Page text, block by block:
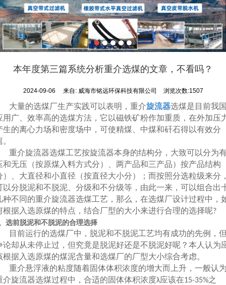
本年度第三篇系统分析重介选煤的文章，不看吗？
2024-09-06 来自: 威海市铭远环保科技有限公司 浏览次数:1507
大量的选煤厂生产实践可以表明，重介旋流器选煤是目前我
用广、效率高的选煤方法，它以磁铁矿粉作加重质，在外加压
生的离心力场和密度场中，可使精煤、中煤和矸石得以有效分
重介旋流器选煤工艺按旋流器本身的结构分，大致可以分为
和无压（按原煤入料方式分）、两产品和三产品）按产品结构
）、大直径和小直径（按直径大小分）；而按照分选粒级来分
以分脱泥和不脱泥、分级和不分级等，由此一来，可以组合出
种不同的重介旋流器选煤工艺，那么，在选煤厂设计过程中，
根据入选原煤的特点，结合厂型的大小来进行合理的选择呢?
选前脱泥和不脱泥的合理选择
目前运行的选煤厂中，脱泥和不脱泥工艺均有成功的先例，
论却从未停止过，但究竟是脱泥好还是不脱泥好呢？本人认为
根据入选原煤的煤泥含量和选煤厂的厂型大小综合考虑。
重介悬浮液的粘度随着固体体积浓度的增大而上升，一般认
介旋流器选煤过程中，合适的固体体积浓度λ应该在15-35%之